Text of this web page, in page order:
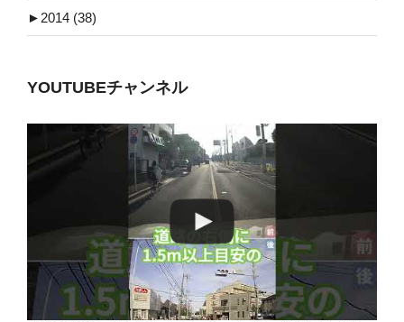
► 2014 (38)
YOUTUBEチャンネル